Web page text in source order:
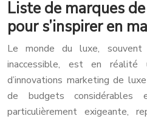
Liste de marques
pour s’inspirer en
Le monde du luxe, souvent
inaccessible, est en réalité
d’innovations marketing de
de budgets
particulièrement exigeante,